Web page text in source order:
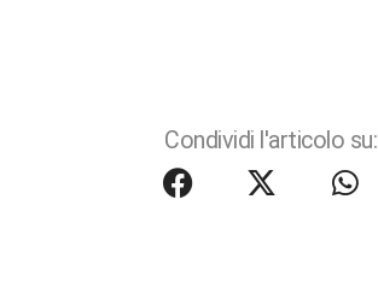
Condividi l'articolo su: